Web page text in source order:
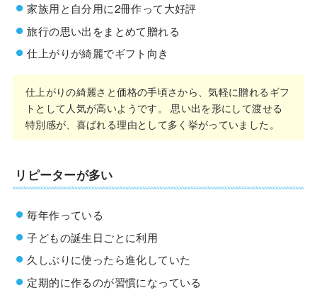
家族用と自分用に2冊作って大好評
旅行の思い出をまとめて贈れる
仕上がりが綺麗でギフト向き
仕上がりの綺麗さと価格の手頃さから、気軽に贈れるギフ
トとして人気が高いようです。 思い出を形にして渡せる
特別感が、喜ばれる理由として多く挙がっていました。
リピーターが多い
毎年作っている
子どもの誕生日ごとに利用
久しぶりに使ったら進化していた
定期的に作るのが習慣になっている